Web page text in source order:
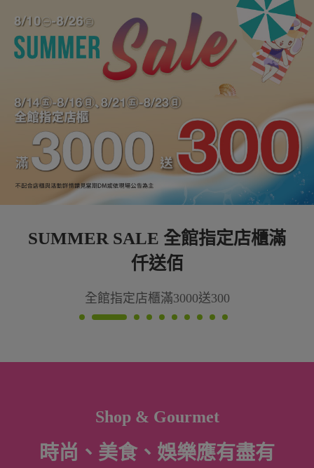
定店櫃滿 SUMMER SALE 3C單
3C指定店櫃單筆滿5000
Shop & Gourmet
時尚、美食、娛樂應有盡有